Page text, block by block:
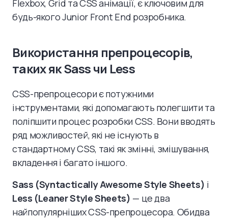
Flexbox, Grid та CSS анімації, є ключовим для
будь-якого Junior Front End розробника.
Використання препроцесорів,
таких як Sass чи Less
CSS-препроцесори є потужними
інструментами, які допомагають полегшити та
поліпшити процес розробки CSS. Вони вводять
ряд можливостей, які не існують в
стандартному CSS, такі як змінні, змішування,
вкладення і багато іншого.
Sass (Syntactically Awesome Style Sheets) і
Less (Leaner Style Sheets) — це два
найпопулярніших CSS-препроцесора. Обидва